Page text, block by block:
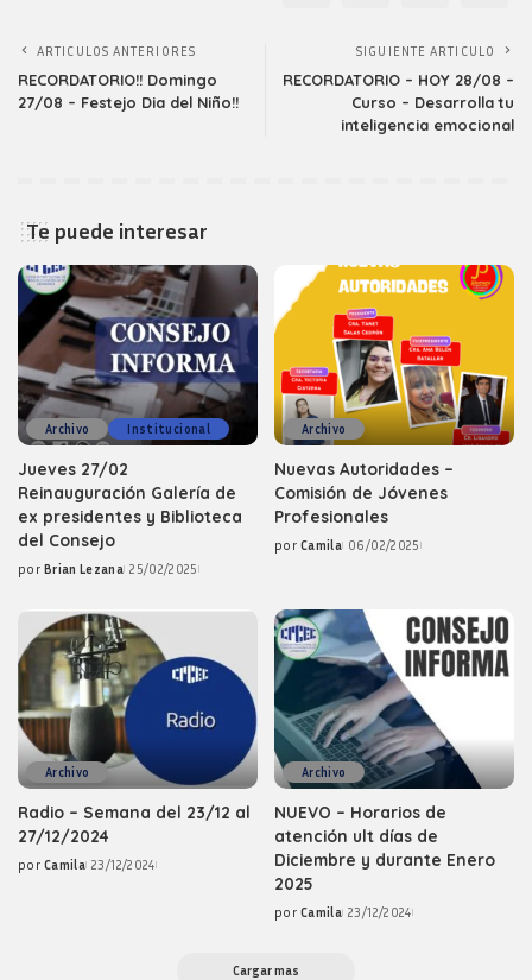
ARTICULOS ANTERIORES
RECORDATORIO!! Domingo
27/08 – Festejo Dia del Niño!!
SIGUIENTE ARTICULO
RECORDATORIO – HOY 28/08 –
Curso – Desarrolla tu
inteligencia emocional
Te puede interesar
Archivo Institucional
Jueves 27/02
Reinauguración Galería de
ex presidentes y Biblioteca
del Consejo
Posted
por Brian Lezana 25/02/2025
Archivo
Nuevas Autoridades –
Comisión de Jóvenes
Profesionales
Posted
por Camila 06/02/2025
Archivo
Radio – Semana del 23/12 al
27/12/2024
Posted
por Camila 23/12/2024
Archivo
NUEVO – Horarios de
atención ult días de
Diciembre y durante Enero
2025
Posted
por Camila 23/12/2024
Cargar mas